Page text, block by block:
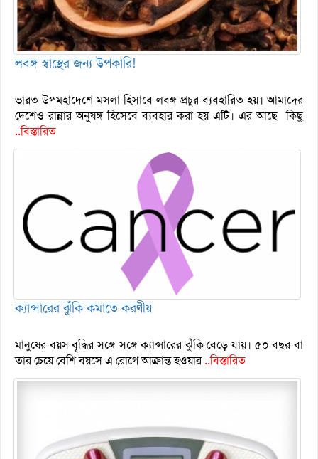
লবঙ্গ স্বাস্থের জন্য উপকারি!
ভারত উপমহাদেশে মসলা হিসাবে লবঙ্গ প্রচুর ব্যবহারিত হয়। আমাদের
দেশেও রান্নার অনুষঙ্গ হিসেবে ব্যবহার করা হয় এটি। এর আছে কিছু
..বিস্তারিত
ক্যান্সারের ঝুঁকি কমাতে করণীয়
মানুষের বয়স বৃদ্ধির সঙ্গে সঙ্গে ক্যান্সারের ঝুঁকি বেড়ে যায়। ৫০ বছর বা
তার চেয়ে বেশি বয়সে এ রোগে আক্রান্ত হওয়ার..বিস্তারিত